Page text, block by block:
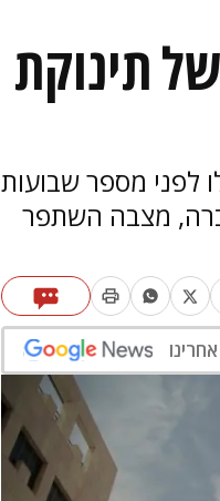
תינוקת
לפני מספר שבועות
מצבה השתפר